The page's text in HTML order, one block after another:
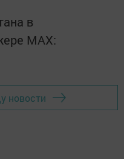
в
MАХ:
новости